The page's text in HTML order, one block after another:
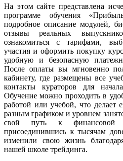
На этом сайте представлена
программе обучения
подробное описание модулей,
отзывы реальных
ознакомиться с тарифами,
участия и оформить покупку
удобную и безопасную
После оплаты вы мгновенно
кабинету, где размещены все
контакты кураторов для
Обучение можно проходить в
работой или учебой, что делает
разным графиком и уровнем
свой путь к финансовой
присоединившись к тысячам
изменили свою жизнь
нашей школе трейдинга.